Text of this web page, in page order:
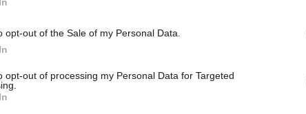
opt-out of the Sale of my Personal Data.
opt-out of processing my Personal Data for Targeted
το 37% των ερωτηθέντων. Φαίνεται ότι υπάρχει
Η AfD παραμένει ωστόσο δεύτερο κόμμα, οκτώ
ένα 50% που δηλώνει ότι θεωρεί αδιανόητο να